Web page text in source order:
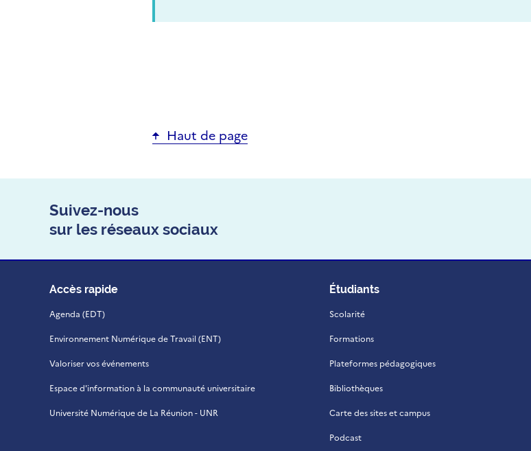
Haut de page
Suivez-nous
sur les réseaux sociaux
Accès rapide
Agenda (EDT)
Environnement Numérique de Travail (ENT)
Valoriser vos événements
Espace d'information à la communauté universitaire
Université Numérique de La Réunion - UNR
Étudiants
Scolarité
Formations
Plateformes pédagogiques
Bibliothèques
Carte des sites et campus
Podcast